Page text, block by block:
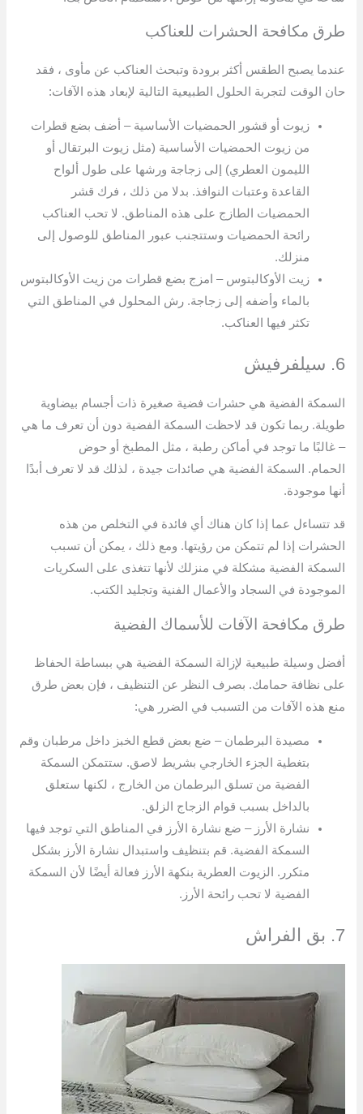
طرق مكافحة الحشرات للعناكب
عندما يصبح الطقس أكثر برودة وتبحث العناكب عن مأوى ، فقد
حان الوقت لتجربة الحلول الطبيعية التالية لإبعاد هذه الآفات:
زيوت أو قشور الحمضيات الأساسية – أضف بضع قطرات
من زيوت الحمضيات الأساسية (مثل زيوت البرتقال أو
الليمون العطري) إلى زجاجة ورشها على طول ألواح
القاعدة وعتبات النوافذ. بدلا من ذلك ، فرك قشر
الحمضيات الطازج على هذه المناطق. لا تحب العناكب
رائحة الحمضيات وستتجنب عبور المناطق للوصول إلى
منزلك.
زيت الأوكالبتوس – امزج بضع قطرات من زيت الأوكالبتوس
بالماء وأضفه إلى زجاجة. رش المحلول في المناطق التي
تكثر فيها العناكب.
6. سيلفرفيش
السمكة الفضية هي حشرات فضية صغيرة ذات أجسام بيضاوية
طويلة. ربما تكون قد لاحظت السمكة الفضية دون أن تعرف ما هي
– غالبًا ما توجد في أماكن رطبة ، مثل المطبخ أو حوض
الحمام. السمكة الفضية هي صائدات جيدة ، لذلك قد لا تعرف أبدًا
أنها موجودة.
قد تتساءل عما إذا كان هناك أي فائدة في التخلص من هذه
الحشرات إذا لم تتمكن من رؤيتها. ومع ذلك ، يمكن أن تسبب
السمكة الفضية مشكلة في منزلك لأنها تتغذى على السكريات
الموجودة في السجاد والأعمال الفنية وتجليد الكتب.
طرق مكافحة الآفات للأسماك الفضية
أفضل وسيلة طبيعية لإزالة السمكة الفضية هي ببساطة الحفاظ
على نظافة حمامك. بصرف النظر عن التنظيف ، فإن بعض طرق
منع هذه الآفات من التسبب في الضرر هي:
مصيدة البرطمان – ضع بعض قطع الخبز داخل مرطبان وقم
بتغطية الجزء الخارجي بشريط لاصق. ستتمكن السمكة
الفضية من تسلق البرطمان من الخارج ، لكنها ستعلق
بالداخل بسبب قوام الزجاج الزلق.
نشارة الأرز – ضع نشارة الأرز في المناطق التي توجد فيها
السمكة الفضية. قم بتنظيف واستبدال نشارة الأرز بشكل
متكرر. الزيوت العطرية بنكهة الأرز فعالة أيضًا لأن السمكة
الفضية لا تحب رائحة الأرز.
7. بق الفراش